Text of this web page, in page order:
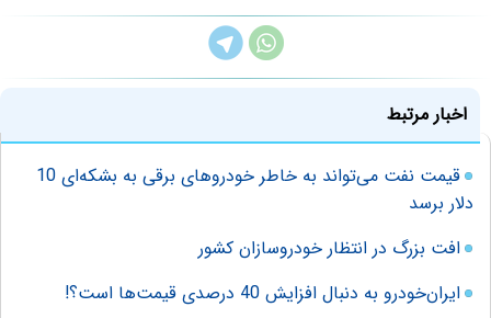
اخبار مرتبط
قیمت نفت می‌تواند به خاطر خودروهای برقی به بشکه‌ای 10
دلار برسد
افت بزرگ در انتظار خودروسازان کشور
ایران‌خودرو به دنبال افزایش 40 درصدی قیمت‌ها است؟!